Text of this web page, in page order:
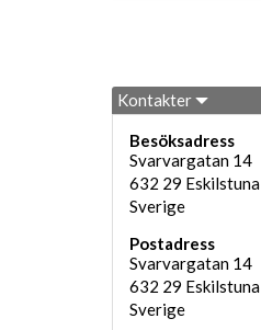
Kontakter
Besöksadress
Svarvargatan 14
632 29 Eskilstuna
Sverige
Postadress
Svarvargatan 14
632 29 Eskilstuna
Sverige